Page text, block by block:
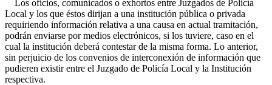
Los oficios, comunicados o exhortos entre Juzgados de Policía
Local y los que éstos dirijan a una institución pública o privada
requiriendo información relativa a una causa en actual tramitación,
podrán enviarse por medios electrónicos, si los tuviere, caso en el
cual la institución deberá contestar de la misma forma. Lo anterior,
sin perjuicio de los convenios de interconexión de información que
pudieren existir entre el Juzgado de Policía Local y la Institución
respectiva.